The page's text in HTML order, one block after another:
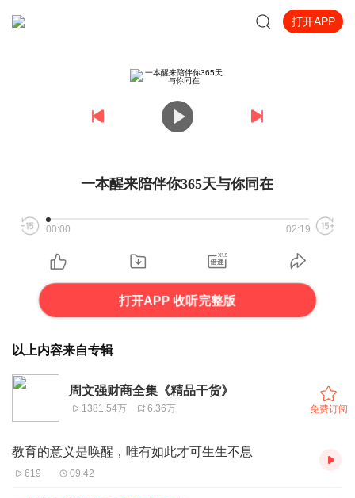
打开APP
一本醒来陪伴你365天与你同在
00:00 02:19
打开APP 收听完整版
以上内容来自专辑
周文强财商全集《精品干货》
1381.54万 6.36万 免费订阅
教育的意义是唤醒，唯有如此才可生生不息
619 09:42